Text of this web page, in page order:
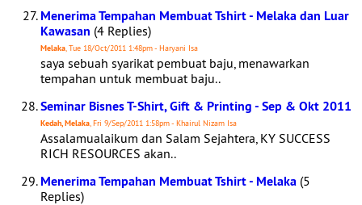
Menerima Tempahan Membuat Tshirt - Melaka dan Luar
Kawasan (4 Replies)
Melaka, Tue 18/Oct/2011 1:48pm - Haryani Isa
saya sebuah syarikat pembuat baju, menawarkan
tempahan untuk membuat baju..
Seminar Bisnes T-Shirt, Gift & Printing - Sep & Okt 2011
Kedah, Melaka, Fri 9/Sep/2011 1:58pm - Khairul Nizam Isa
Assalamualaikum dan Salam Sejahtera, KY SUCCESS
RICH RESOURCES akan..
Menerima Tempahan Membuat Tshirt - Melaka (5
Replies)